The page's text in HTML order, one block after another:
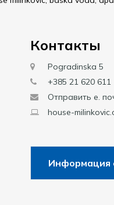
Контакты
Pogradinska 5
+385 21 620 611
Отправить е.
house-
Информация